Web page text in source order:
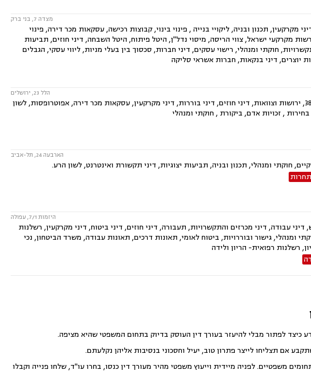
מצדה 7, בני ברק
תכנון ובניה, ליקויי בנייה , פינוי בינוי, קבוצות רכישה, עסקאות מכר דירה, פינוי
מקרקעי ישראל, צווי הריסה, מיסוי נדל"ן, היטל פיתוח, היטל השבחה, דיני חוזים, תביעות
חוקתי ומנהלי, רישוי עסקים, דיני חברות, סכסוך בין בעלי מניות, ליווי עסקי, הגבלים
יוצרים, דיני בנקאות, חברות אשראי סליקה
הלל 23, ירושלים
המשרד עוסק בתחומים: ייפוי כוח מתמשך, תמ"א 38, ירושות וצוואות, דיני חוזים, דיני בוררות, דיני מקרקעין, עסקאות מכר דירה, אפוטרופסות, לשון
, זכויות אדם, ביקורת , חוקתי ומנהלי
הארבעה 24, תל-אביב
חוקתי ומנהלי, תכנון ובניה, תביעות יצוגיות, דיני תקשורת ואינטרנט, לשון הרע.
היזמות 7/1, עפולה
עבודה, דיני מכרזים והתקשרויות, תעבורה, דיני חוזים, דיני ביטוח, דיני מקרקעין, רשלנות
ומנהלי, גישור ובוררויות, ביטוח לאומי, תאונות דרכים, תאונות עבודה, משרד הביטחון, נכי
רשלנות רפואית- הריון ולידה
כיצד לפתור מבלי להיעזר בעורך דין העוסק בדיוק בתחום המשפטי שהיא מציפה.
אם תצליחו לייצר פתרון טוב, יעיל וחסכוני בנסיבות אליהן נקלעתם.
משפטיים. לפניה מיידית וייעוץ משפטי מהיר מעורך דין כנסו, בחרו עו"ד, שלחו פנייה וקבלו